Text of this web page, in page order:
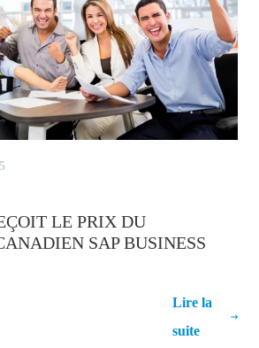
LE PRIX DU
SAP BUSINESS
Lire la
suite